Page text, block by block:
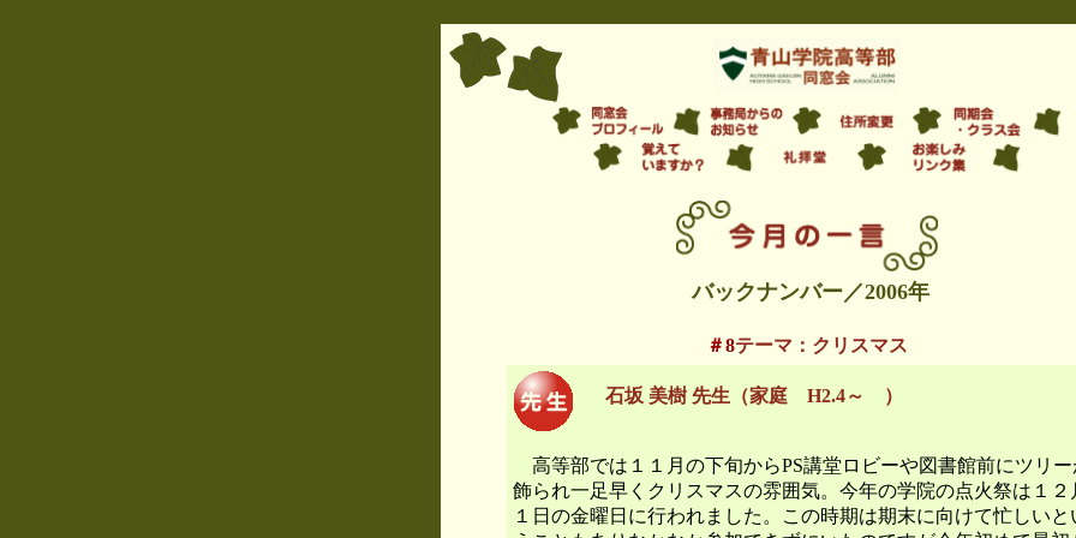
バックナンバー／2006年
＃8テーマ：クリスマス
石坂 美樹 先生（家庭 H2.4～ ）
高等部では１１月の下旬からPS講堂ロビーや図書館前にツリー
飾られ一足早くクリスマスの雰囲気。今年の学院の点火祭は１２
１日の金曜日に行われました。この時期は期末に向けて忙しいと